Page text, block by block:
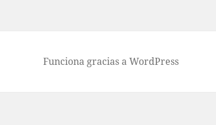
Funciona gracias a WordPress